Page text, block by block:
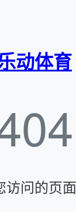
动体育
访问的页